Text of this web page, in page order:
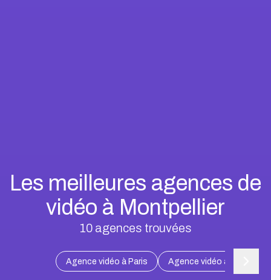
Les meilleures agences de
vidéo à Montpellier
10agences trouvées
Agence vidéo à Paris Agence vidéo à Marseille